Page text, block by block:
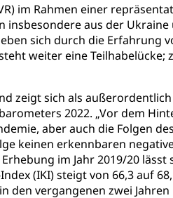
im Rahmen einer
aus der
sich durch die Erfahrung
weiter eine
zeigt sich als
2022. „Vor dem
aber auch die Folgen
keinen erkennbaren
im Jahr 2019/20
(IKI) steigt von 66,3 auf
vergangenen zwei